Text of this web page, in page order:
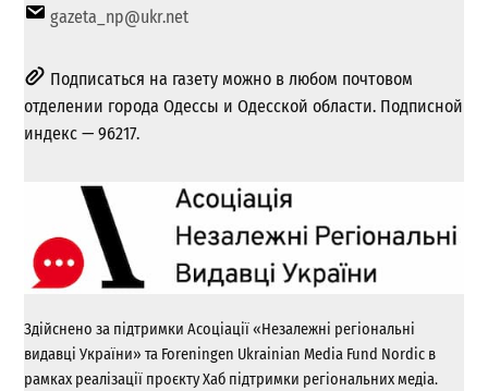
gazeta_np@ukr.net
Подписаться на газету можно в любом почтовом
отделении города Одессы и Одесской области. Подписной
индекс — 96217.
Здійснено за підтримки Асоціації «Незалежні регіональні
видавці України» та Foreningen Ukrainian Media Fund Nordic в
рамках реалізації проєкту Хаб підтримки регіональних медіа.